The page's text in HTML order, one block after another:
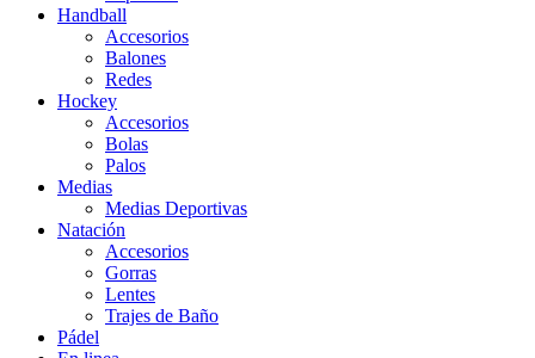
Handball
Accesorios
Balones
Redes
Hockey
Accesorios
Bolas
Palos
Medias
Medias Deportivas
Natación
Accesorios
Gorras
Lentes
Trajes de Baño
Pádel